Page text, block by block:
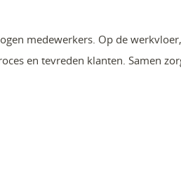
medewerkers. Op de
en tevreden klanten. Samen